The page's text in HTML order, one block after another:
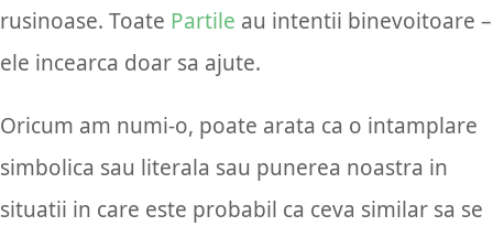
rusinoase. Toate Partile au intentii binevoitoare –
ele incearca doar sa ajute.
Oricum am numi-o, poate arata ca o intamplare
simbolica sau literala sau punerea noastra in
situatii in care este probabil ca ceva similar sa se